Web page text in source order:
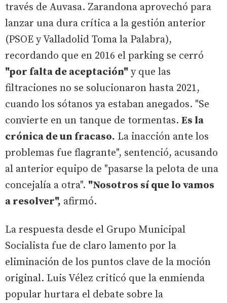
través de Auvasa. Zarandona aprovechó para
lanzar una dura crítica a la gestión anterior
(PSOE y Valladolid Toma la Palabra),
recordando que en 2016 el parking se cerró
"por falta de aceptación" y que las
filtraciones no se solucionaron hasta 2021,
cuando los sótanos ya estaban anegados. "Se
convierte en un tanque de tormentas. Es la
crónica de un fracaso. La inacción ante los
problemas fue flagrante", sentenció, acusando
al anterior equipo de "pasarse la pelota de una
concejalía a otra". "Nosotros sí que lo vamos
a resolver", afirmó.
La respuesta desde el Grupo Municipal
Socialista fue de claro lamento por la
eliminación de los puntos clave de la moción
original. Luis Vélez criticó que la enmienda
popular hurtara el debate sobre la